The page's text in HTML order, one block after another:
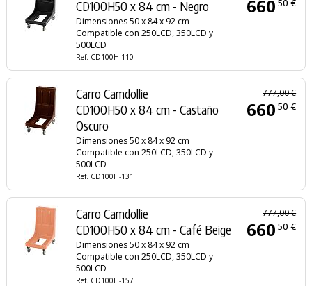
CD100H50 x 84 cm - Negro
Dimensiones 50 x 84 x 92 cm
Compatible con 250LCD, 350LCD y
500LCD
Ref. CD100H-110
660 50 €
Carro Camdollie
CD100H50 x 84 cm - Castaño
Oscuro
Dimensiones 50 x 84 x 92 cm
Compatible con 250LCD, 350LCD y
500LCD
Ref. CD100H-131
777,00 €
660 50 €
Carro Camdollie
CD100H50 x 84 cm - Café Beige
Dimensiones 50 x 84 x 92 cm
Compatible con 250LCD, 350LCD y
500LCD
Ref. CD100H-157
777,00 €
660 50 €